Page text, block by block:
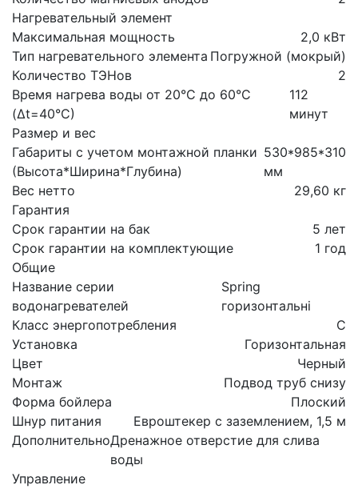
Нагревательный элемент
Максимальная мощность
2,0 кВт
Тип нагревательного элемента Погружной (мокрый)
Количество ТЭНов
2
Время нагрева воды от 20°С до 60°С
(Δt=40°С)
112
минут
Размер и вес
Габариты с учетом монтажной планки
(Высота*Ширина*Глубина)
530*985*310
мм
Вес нетто
29,60 кг
Гарантия
Срок гарантии на бак
5 лет
Срок гарантии на комплектующие
1 год
Общие
Название серии
водонагревателей
Spring
горизонтальні
Класс энергопотребления
C
Установка
Горизонтальная
Цвет
Черный
Монтаж
Подвод труб снизу
Форма бойлера
Плоский
Шнур питания
Евроштекер с заземлением, 1,5 м
ДополнительноДренажное отверстие для слива
воды
Управление